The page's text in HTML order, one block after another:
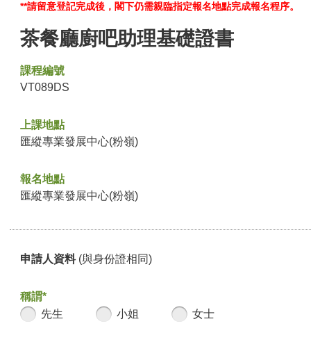
**請留意登記完成後，閣下仍需親臨指定報名地點完成報名程序。
茶餐廳廚吧助理基礎證書
課程編號
VT089DS
上課地點
匯縱專業發展中心(粉嶺)
報名地點
匯縱專業發展中心(粉嶺)
申請人資料 (與身份證相同)
稱謂*
先生
小姐 女士